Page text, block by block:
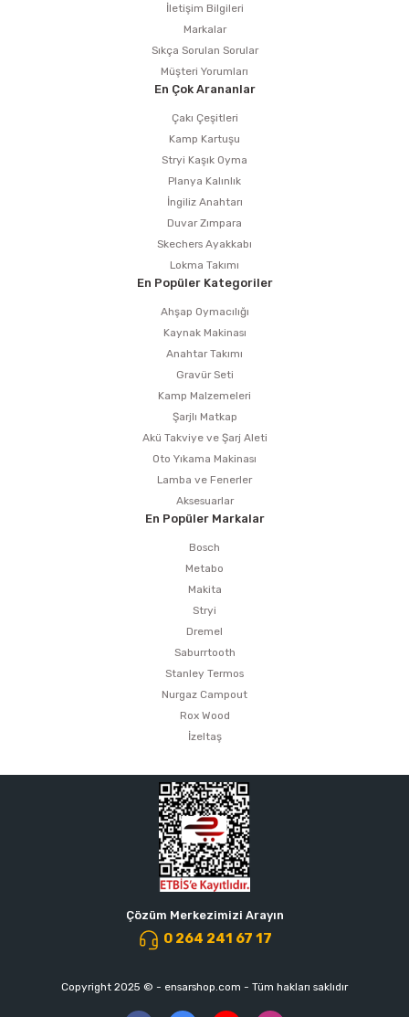
İletişim Bilgileri
Markalar
Sıkça Sorulan Sorular
Müşteri Yorumları
En Çok Arananlar
Çakı Çeşitleri
Kamp Kartuşu
Stryi Kaşık Oyma
Planya Kalınlık
İngiliz Anahtarı
Duvar Zımpara
Skechers Ayakkabı
Lokma Takımı
En Popüler Kategoriler
Ahşap Oymacılığı
Kaynak Makinası
Anahtar Takımı
Gravür Seti
Kamp Malzemeleri
Şarjlı Matkap
Akü Takviye ve Şarj Aleti
Oto Yıkama Makinası
Lamba ve Fenerler
Aksesuarlar
En Popüler Markalar
Bosch
Metabo
Makita
Stryi
Dremel
Saburrtooth
Stanley Termos
Nurgaz Campout
Rox Wood
İzeltaş
Çözüm Merkezimizi Arayın
0 264 241 67 17
Copyright 2025 © - ensarshop.com - Tüm hakları saklıdır